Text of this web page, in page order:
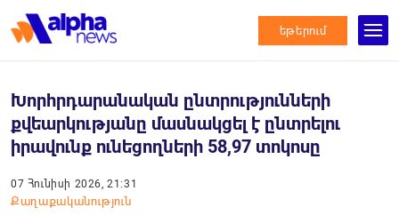
եթերում
Խորհրդարանական ընտրությունների
քվեարկությանը մասնակցել է ընտրելու
իրավունք ունեցողների 58,97 տոկոսը
07 Հունիսի 2026, 21:31
Քաղաքականություն